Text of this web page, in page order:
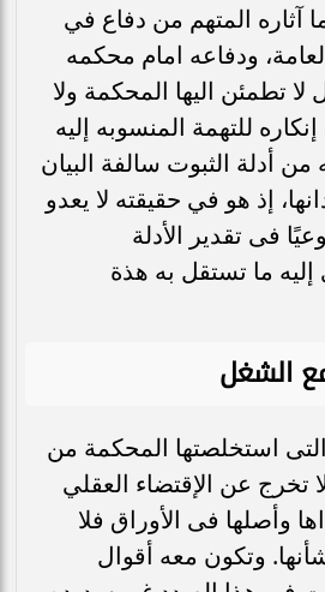
آثاره المتهم من دفاع في
العامة، ودفاعه امام محكمه
تطمئن اليها المحكمة ولا
للتهمة المنسوبه إليه
من أدلة الثبوت سالفة البيان
إذ هو في حقيقته لا يعدو
فى تقدير الأدلة
ما تستقل به هذة
استخلصتها المحكمة من
لا تخرج عن الإقتضاء العقلي
وأصلها فى الأوراق فلا
وتكون معه أقوال